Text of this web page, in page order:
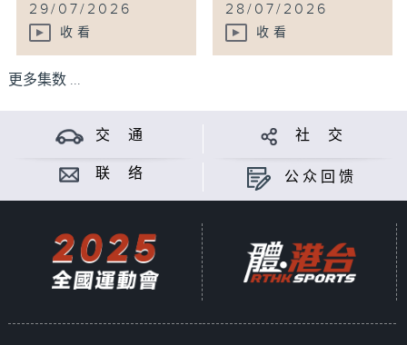
29/07/2026
收看
28/07/2026
收看
更多集数 ...
交 通 社 交
联 络 公众回馈